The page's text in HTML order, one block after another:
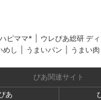
ハピママ* ウレぴあ総研 デ
めし
うまいパン うまい肉
ぴあ関連サイト
あ